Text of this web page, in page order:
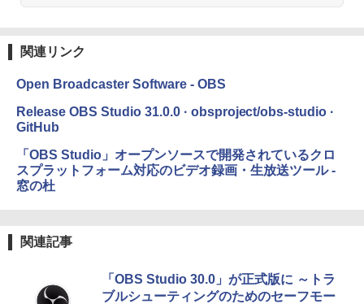
ージ、防水、7インチカラーディスプレ
売)
整、色調調節ライト、プレミアムペン付
き、グラファイト
関連リンク
Open Broadcaster Software - OBS
Release OBS Studio 31.0.0 · obsproject/obs-studio ·
GitHub
「OBS Studio」オープンソースで開発されているクロ
スプラットフォーム対応のビデオ録画・生放送ツール -
窓の杜
関連記事
「OBS Studio 30.0」が正式版に ～トラ
ブルシューティングのためのセーフモー